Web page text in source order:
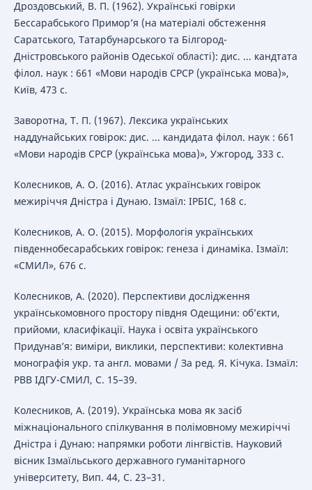
Дроздовський, В. П. (1962). Українські говірки
Бессарабського Примор’я (на матеріалі обстеження
Саратського, Татарбунарського та Білгород-
Дністровського районів Одеської області): дис. ... кандтата
філол. наук : 661 «Мови народів СРСР (українська мова)»,
Київ, 473 с.
Заворотна, Т. П. (1967). Лексика українських
наддунайських говірок: дис. ... кандидата філол. наук : 661
«Мови народів СРСР (українська мова)», Ужгород, 333 с.
Колесников, А. О. (2016). Атлас українських говірок
межиріччя Дністра і Дунаю. Ізмаїл: ІРБІС, 168 с.
Колесников, А. О. (2015). Морфологія українських
південнобесарабських говірок: генеза і динаміка. Ізмаїл:
«СМИЛ», 676 с.
Колесников, А. (2020). Перспективи дослідження
українськомовного простору півдня Одещини: об’єкти,
прийоми, класифікації. Наука і освіта українського
Придунавʼя: виміри, виклики, перспективи: колективна
монографія укр. та англ. мовами / За ред. Я. Кічука. Ізмаїл:
РВВ ІДГУ-СМИЛ, С. 15–39.
Колесников, А. (2019). Українська мова як засіб
міжнаціонального спілкування в полімовному межиріччі
Дністра і Дунаю: напрямки роботи лінгвістів. Науковий
вісник Ізмаїльського державного гуманітарного
університету, Вип. 44, С. 23–31.